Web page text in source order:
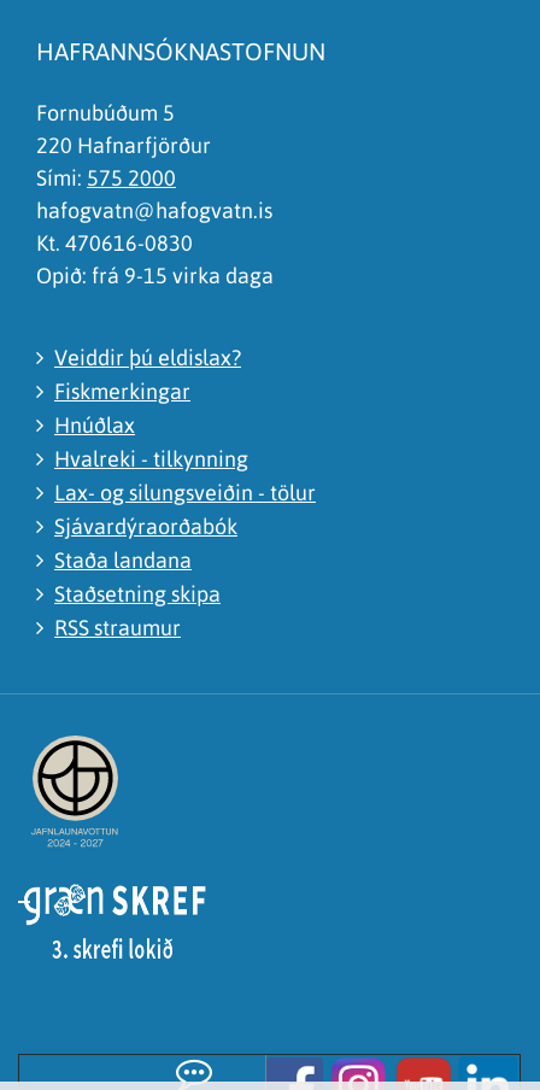
Það er of mikið efni á síðunni
Ég skil ekki efnið, finnst það of flókið
HAFRANNSÓKNASTOFNUN
Fornubúðum 5
220 Hafnarfjörður
Sími: 575 2000
hafogvatn@hafogvatn.is
Kt. 470616-0830
Opið: frá 9-15 virka daga
Veiddir þú eldislax?
Fiskmerkingar
Hnúðlax
Hvalreki - tilkynning
Lax- og silungsveiðin - tölur
Sjávardýraorðabók
Staða landana
Staðsetning skipa
RSS straumur